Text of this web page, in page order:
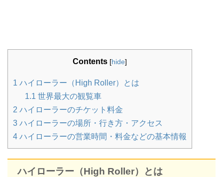
Contents [hide]
1 ハイローラー（High Roller）とは
1.1 世界最大の観覧車
2 ハイローラーのチケット料金
3 ハイローラーの場所・行き方・アクセス
4 ハイローラーの営業時間・料金などの基本情報
ハイローラー（High Roller）とは